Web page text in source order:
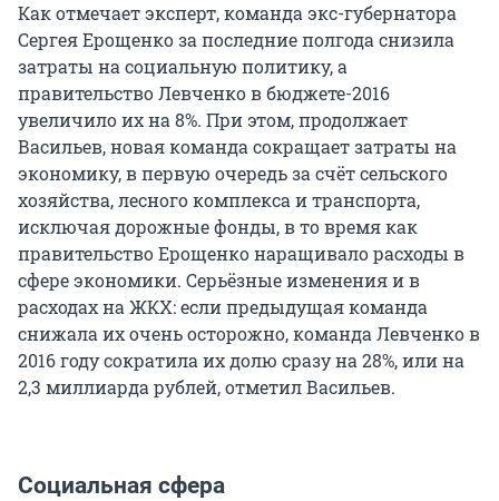
Как отмечает эксперт, команда экс-губернатора
Сергея Ерощенко за последние полгода снизила
затраты на социальную политику, а
правительство Левченко в бюджете-2016
увеличило их на 8%. При этом, продолжает
Васильев, новая команда сокращает затраты на
экономику, в первую очередь за счёт сельского
хозяйства, лесного комплекса и транспорта,
исключая дорожные фонды, в то время как
правительство Ерощенко наращивало расходы в
сфере экономики. Серьёзные изменения и в
расходах на ЖКХ: если предыдущая команда
снижала их очень осторожно, команда Левченко в
2016 году сократила их долю сразу на 28%, или на
2,3 миллиарда рублей, отметил Васильев.
Социальная сфера